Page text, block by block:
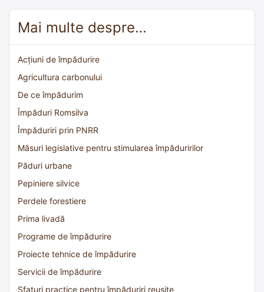
Mai multe despre…
Acțiuni de împădurire
Agricultura carbonului
De ce împădurim
Împăduri Romsilva
Împăduriri prin PNRR
Măsuri legislative pentru stimularea împăduririlor
Păduri urbane
Pepiniere silvice
Perdele forestiere
Prima livadă
Programe de împădurire
Proiecte tehnice de împădurire
Servicii de împădurire
Sfaturi practice pentru împăduriri reușite